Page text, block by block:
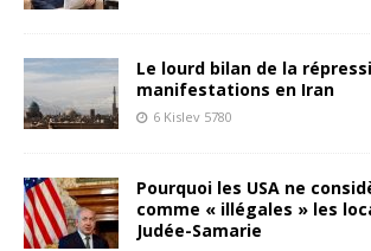
Le lourd bilan de la
manifestations en Iran
6 Kislev 5780
Pourquoi les USA ne
comme « illégales » les
Judée-Samarie